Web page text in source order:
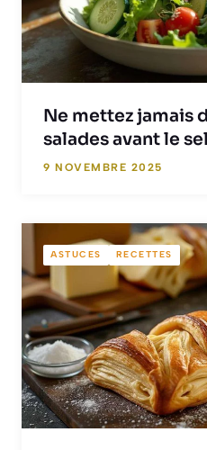
Ne mettez jamais
salades avant le
9 NOVEMBRE 2025
ASTUCES RECETTES